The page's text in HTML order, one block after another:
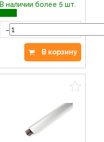
В наличии более 5 шт.
-
В корзину